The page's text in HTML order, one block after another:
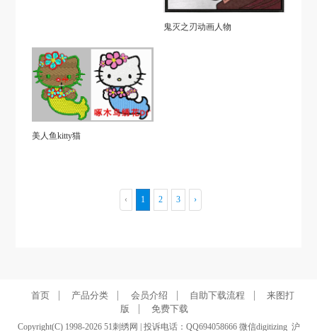
鬼灭之刃动画人物
美人鱼kitty猫
‹ 1 2 3 ›
首页 | 产品分类 | 会员介绍 | 自助下载流程 |
来图打
版
| 免费下载
Copyright(C) 1998-2026 51刺绣网 | 投诉电话：QQ694058666 微信digitizing 沪